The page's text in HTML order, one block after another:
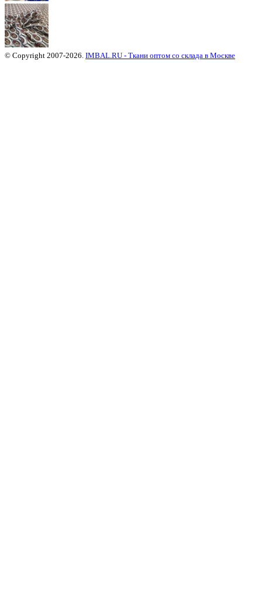
© Copyright 2007-2026. IMBAL.RU - Ткани оптом со склада в Москве